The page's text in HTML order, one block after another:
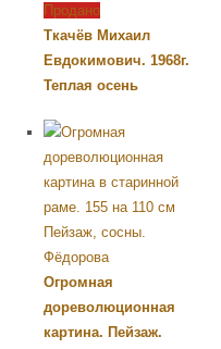
Продано
Ткачёв Михаил
Евдокимович. 1968г.
Теплая осень
Огромная
дореволюционная
картина. Пейзаж.